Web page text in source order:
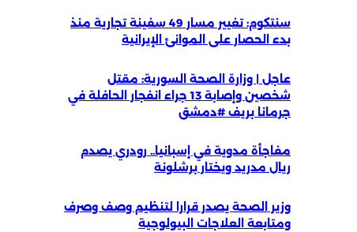
سنتكوم: تغيير مسار 49 سفينة تجارية منذ
بدء الحصار على الموانئ الإيرانية
عاجل | وزارة الصحة السورية: مقتل
شخصين وإصابة 13 جراء انفجار الحافلة في
جرمانا بريف #دمشق
مفاجأة مدوية في إسبانيا.. رودري يصدم
ريال مدريد ويختار برشلونة
وزير الصحة يصدر قرارا لتنظيم وصف وصرف
ومتابعة العلاجات البيولوجية